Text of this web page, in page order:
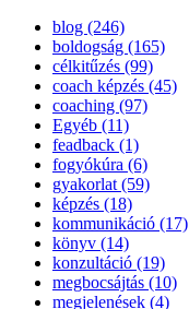
blog (246)
boldogság (165)
célkitűzés (99)
coach képzés (45)
coaching (97)
Egyéb (11)
feadback (1)
fogyókúra (6)
gyakorlat (59)
képzés (18)
kommunikáció (17)
könyv (14)
konzultáció (19)
megbocsájtás (10)
megjelenések (4)